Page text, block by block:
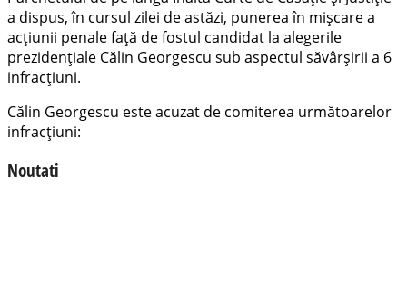
a dispus, în cursul zilei de astăzi, punerea în mișcare a
acțiunii penale față de fostul candidat la alegerile
prezidențiale Călin Georgescu sub aspectul săvârșirii a 6
infracțiuni.
Călin Georgescu este acuzat de comiterea următoarelor
infracțiuni:
Noutati